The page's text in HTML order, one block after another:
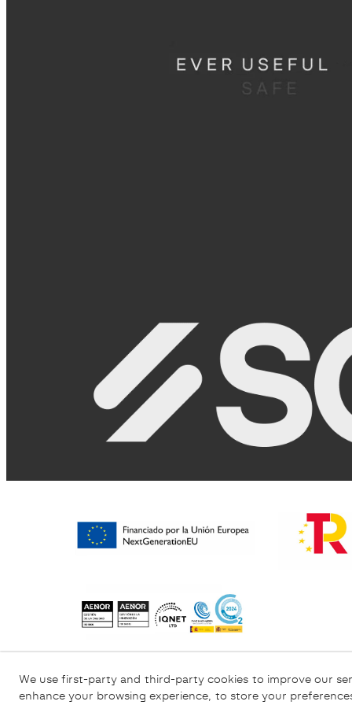
Política de Privacidade Política de Cookies
We use first-party and third-party cookies to improve our
enhance your browsing experience, to store your